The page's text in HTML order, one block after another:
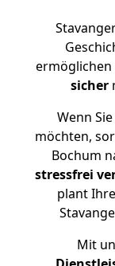
ermöglichen
sicher
Wenn
möchten,
Bochum
stressfrei
plant
Mit